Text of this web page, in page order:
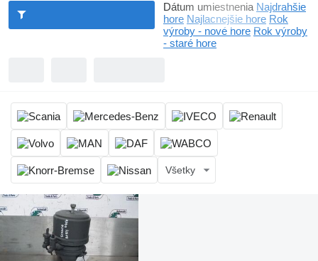
Dátum umiestnenia Najdrahšie
hore Najlacnejšie hore Rok
výroby - nové hore Rok výroby
- staré hore
Všetky